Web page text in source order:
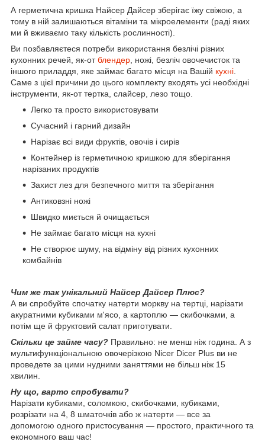
А герметична кришка Найсер Дайсер зберігає їжу свіжою, а
тому в ній залишаються вітаміни та мікроелементи (раді яких
ми й вживаємо таку кількість рослинності).
Ви позбавляєтеся потреби використання безлічі різних
кухонних речей, як-отблендер, ножі, безліч овочечисток та
іншого приладдя, яке займає багато місця на Вашій кухні.
Саме з цієї причини до цього комплекту входять усі необхідні
інструменти, як-от тертка, слайсер, лезо тощо.
Легко та просто використовувати
Сучасний і гарний дизайн
Нарізає всі види фруктів, овочів і сирів
Контейнер із герметичною кришкою для зберігання
нарізаних продуктів
Захист лез для безпечного миття та зберігання
Антиковзні ножі
Швидко миється й очищається
Не займає багато місця на кухні
Не створює шуму, на відміну від різних кухонних
комбайнів
Чим же так унікальний Найсер Дайсер Плюс?
А ви спробуйте спочатку натерти моркву на тертці, нарізати
акуратними кубиками м'ясо, а картоплю — скибочками, а
потім ще й фруктовий салат приготувати.
Скільки це займе часу? Правильно: не менш ніж година. А з
мультифункціональною овочерізкою Nicer Dicer Plus ви не
проведете за цими нудними заняттями не більш ніж 15
хвилин.
Ну що, варто спробувати?
Нарізати кубиками, соломкою, скибочками, кубиками,
розрізати на 4, 8 шматочків або ж натерти — все за
допомогою одного пристосування — простого, практичного та
економного ваш час!